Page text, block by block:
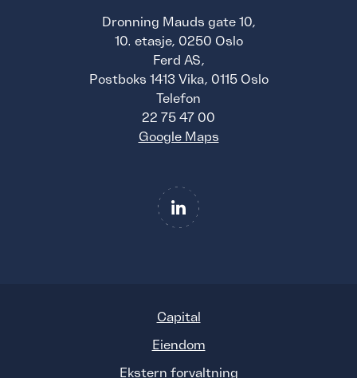
Dronning Mauds gate 10,
10. etasje, 0250 Oslo
Ferd AS,
Postboks 1413 Vika, 0115 Oslo
Telefon
22 75 47 00
Google Maps
Capital
Eiendom
Ekstern forvaltning